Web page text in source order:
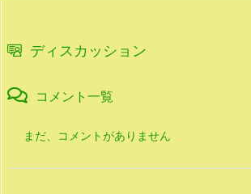
ディスカッション
コメント一覧
まだ、コメントがありません